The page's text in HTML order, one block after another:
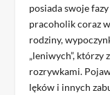
posiada swoje
pracoholik coraz
rodziny,
„leniwych”, którzy
rozrywkami.
lęków i innych